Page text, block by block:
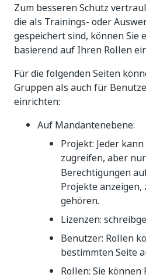
Zum besseren Schutz
die als Trainings- oder
gespeichert sind, können
basierend auf Ihren Rollen
Für die folgenden Seiten
Gruppen als auch für
einrichten:
Auf Mandantenebene:
Projekt: Jeder
zugreifen, aber
Berechtigungen
Projekte
gehören.
Lizenzen:
Benutzer: Rollen
bestimmten Seite
Rollen: Sie